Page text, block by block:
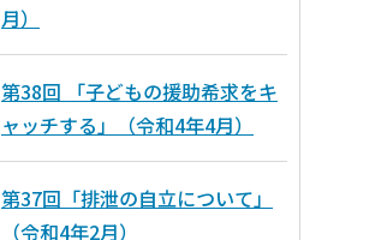
月）
第38回 「子どもの援助希求をキ
ャッチする」（令和4年4月）
第37回「排泄の自立について」
（令和4年2月）